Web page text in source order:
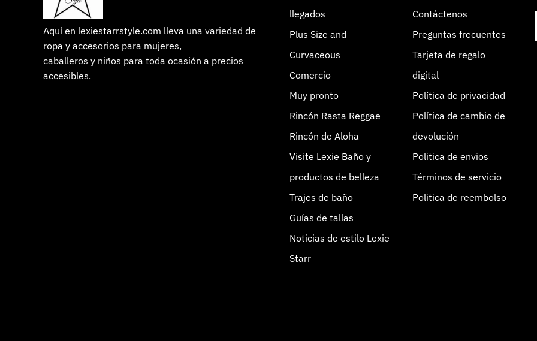
Aquí en lexiestarrstyle.com lleva una variedad de
ropa y accesorios para mujeres,
caballeros y niños para toda ocasión a precios
accesibles.
llegados
Plus Size and
Curvaceous
Comercio
Muy pronto
Rincón Rasta Reggae
Rincón de Aloha
Visite Lexie Baño y
productos de belleza
Trajes de baño
Guías de tallas
Noticias de estilo Lexie
Starr
Contáctenos
Preguntas frecuentes
Tarjeta de regalo
digital
Política de privacidad
Política de cambio de
devolución
Politica de envios
Términos de servicio
Politica de reembolso